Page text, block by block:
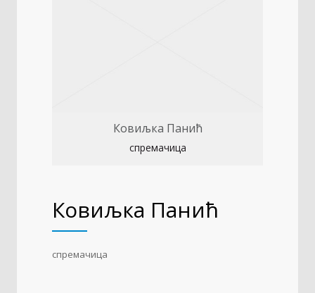
Ковиљка Панић
спремачица
Ковиљка Панић
спремачица